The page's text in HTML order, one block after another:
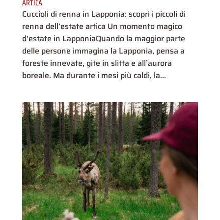
ARTICA
Cuccioli di renna in Lapponia: scopri i piccoli di
renna dell’estate artica Un momento magico
d’estate in LapponiaQuando la maggior parte
delle persone immagina la Lapponia, pensa a
foreste innevate, gite in slitta e all’aurora
boreale. Ma durante i mesi più caldi, la...